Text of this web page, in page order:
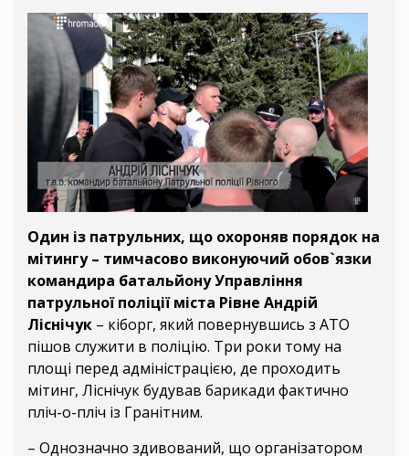
Один із патрульних, що охороняв порядок на
мітингу – тимчасово виконуючий обов`язки
командира батальйону Управління
патрульної поліції міста Рівне Андрій
Ліснічук – кіборг, який повернувшись з АТО
пішов служити в поліцію. Три роки тому на
площі перед адміністрацією, де проходить
мітинг, Ліснічук будував барикади фактично
пліч-о-пліч із Гранітним.
– Однозначно здивований, що організатором